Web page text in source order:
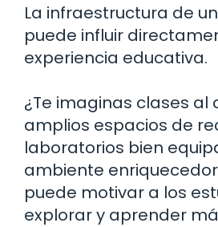
La infraestructura de
puede influir
experiencia educativa.
¿Te imaginas clases al
amplios espacios de
laboratorios bien
ambiente
puede motivar a los
explorar y aprender